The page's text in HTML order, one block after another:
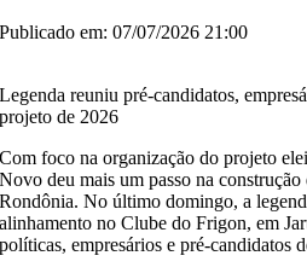
Publicado em: 07/07/2026 21:00
Legenda reuniu pré-candidatos,
projeto de 2026
Com foco na organização do projeto
Novo deu mais um passo na construção
Rondônia. No último domingo, a
alinhamento no Clube do Frigon, em
políticas, empresários e pré-candidatos